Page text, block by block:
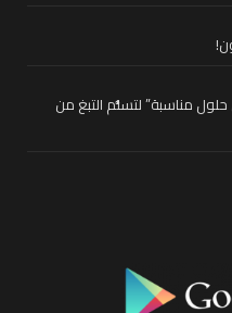
مناسبة” لتسلُّم التبغ من